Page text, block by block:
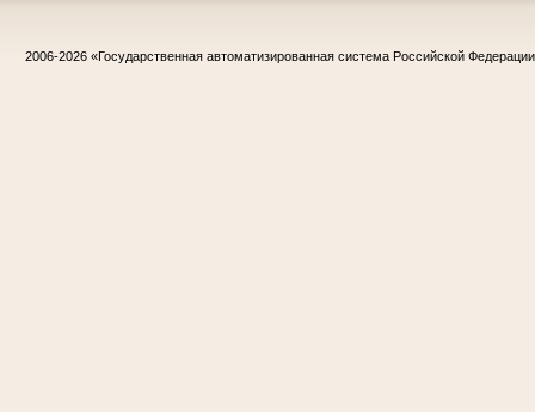
2006-2026 «Государственная автоматизированная система Российской